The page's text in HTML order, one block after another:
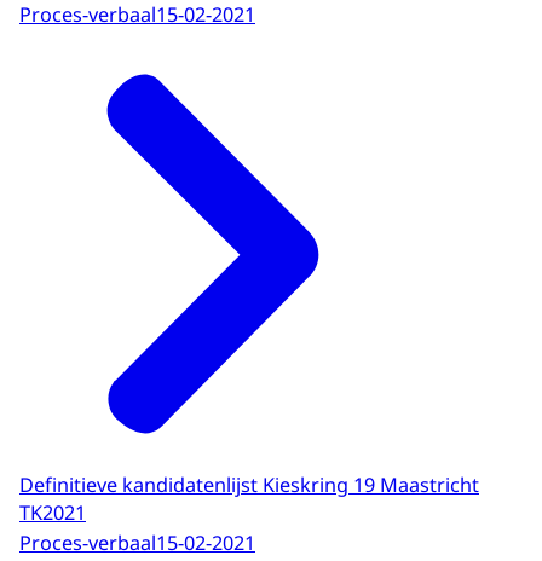
Proces-verbaal15-02-2021
Definitieve kandidatenlijst Kieskring 19 Maastricht
TK2021
Proces-verbaal15-02-2021